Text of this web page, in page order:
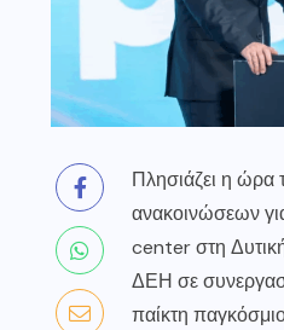
Πλησιάζει η
ανακοινώσεων
center στη
ΔΕΗ σε
παίκτη